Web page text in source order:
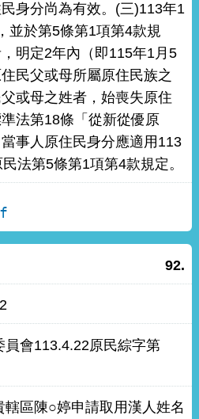
身分尚為有效。(三)113年1
並於第5條第1項第4款規
明定2年內（即115年1月5
民父或母所屬原住民族之
或母之姓者，始喪失原住
法第18條「從新從優原
事人原住民身分應適用113
法第5條第1項第4款規定。
92.
員會113.4.22原民綜字第
轄區陳○婷申請取用漢人姓名